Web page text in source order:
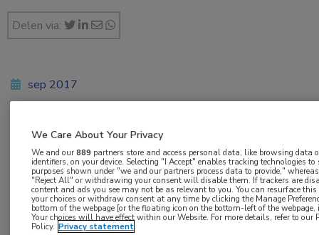
Delen via:
sep 2017
Neurologie
We Care About Your Privacy
We and our889 partners store and access personal data, like browsing data
identifiers, on your device. Selecting "I Accept" enables tracking technologies to
purposes shown under "we and our partners process data to provide,"
"Reject All" or withdrawing your consent will disable them. If trackers are
content and ads you see may not be as relevant to you. You can resurface
your choices or withdraw consent at any time by clicking the Manage
bottom of the webpage [or the floating icon on the bottom-left of the webpage,
Your choices will have effect within our Website. For more details, refer to our
Policy. Privacy statement